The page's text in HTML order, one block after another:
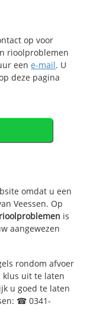
op voor
rioolproblemen
eene-mail. U
deze pagina
omdat u een
Veessen. Op
is
aangewezen
rondom afvoer
klus uit te laten
u goed te laten
☎ 0341-